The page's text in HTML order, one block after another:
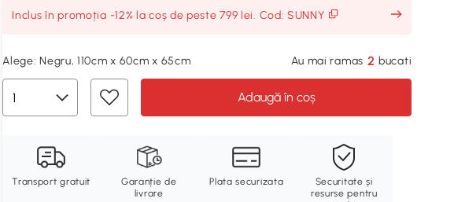
Inclus în promoția -12% la coș de peste 799 lei. Cod: SUNNY
Alege:Negru, 110cm x 60cm x 65cm Au mai ramas 2bucati
Adaugă în coș
Transport gratuit
Garanție de
livrare
Plata securizata
Securitate și
resurse pentru